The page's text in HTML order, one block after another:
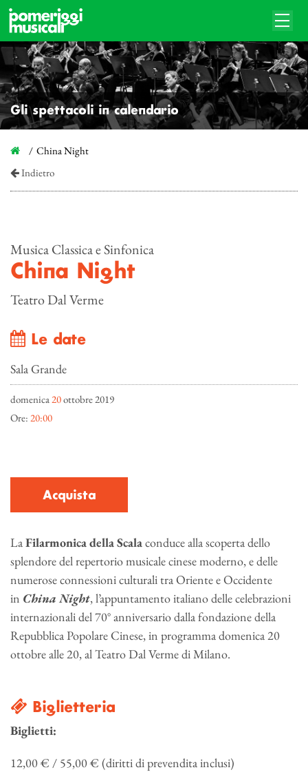
Gli spettacoli in calendario
China Night
Indietro
Musica Classica e Sinfonica
China Night
Teatro Dal Verme
Le date
Sala Grande
domenica20ottobre 2019
Ore: 20:00
Acquista
LaFilarmonica della Scalaconduce alla scoperta dello
splendore del repertorio musicale cinese moderno, e delle
numerose connessioni culturali tra Oriente e Occidente
in China Night, l’appuntamento italiano delle celebrazioni
internazionali del 70° anniversario dalla fondazione della
Repubblica Popolare Cinese, in programma domenica 20
ottobre alle 20, al Teatro Dal Verme di Milano.
Biglietteria
Biglietti:
12,00 € / 55,00 € (diritti di prevendita inclusi)